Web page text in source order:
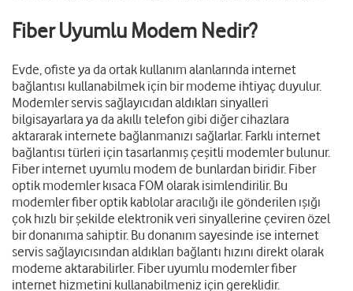
Fiber Uyumlu Modem Nedir?
Evde, ofiste ya da ortak kullanım alanlarında internet
bağlantısı kullanabilmek için bir modeme ihtiyaç duyulur.
Modemler servis sağlayıcıdan aldıkları sinyalleri
bilgisayarlara ya da akıllı telefon gibi diğer cihazlara
aktararak internete bağlanmanızı sağlarlar. Farklı internet
bağlantısı türleri için tasarlanmış çeşitli modemler bulunur.
Fiber internet uyumlu modem de bunlardan biridir. Fiber
optik modemler kısaca FOM olarak isimlendirilir. Bu
modemler fiber optik kablolar aracılığı ile gönderilen ışığı
çok hızlı bir şekilde elektronik veri sinyallerine çeviren özel
bir donanıma sahiptir. Bu donanım sayesinde ise internet
servis sağlayıcısından aldıkları bağlantı hızını direkt olarak
modeme aktarabilirler. Fiber uyumlu modemler fiber
internet hizmetini kullanabilmeniz için gereklidir.